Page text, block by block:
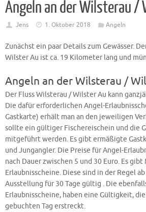
Angeln an der Wilsterau /
Jens 1. Oktober 2018 Angeln
Zunächst ein paar Details zum Gewässer.
Wilster Au ist ca. 19 Kilometer lang und
Angeln an der Wilsterau /
Der Fluss Wilsterau / Wilster Au kann
Die dafür erforderlichen Angel-
Gastkarte) erhält man an den jeweiligen
sollte ein gültiger Fischereischein und die
mitgeführt werden. Es gibt ermäßigte
und Jungangler. Die Preise für Angel-
nach Dauer zwischen 5 und 30 Euro. Es gibt
Erlaubnisscheine. Diese sind in der Regel
Ausstellung für 30 Tage gültig . Die
Erlaubnisscheine, haben eine Gültigkeit,
gebuchten Tag erstreckt.